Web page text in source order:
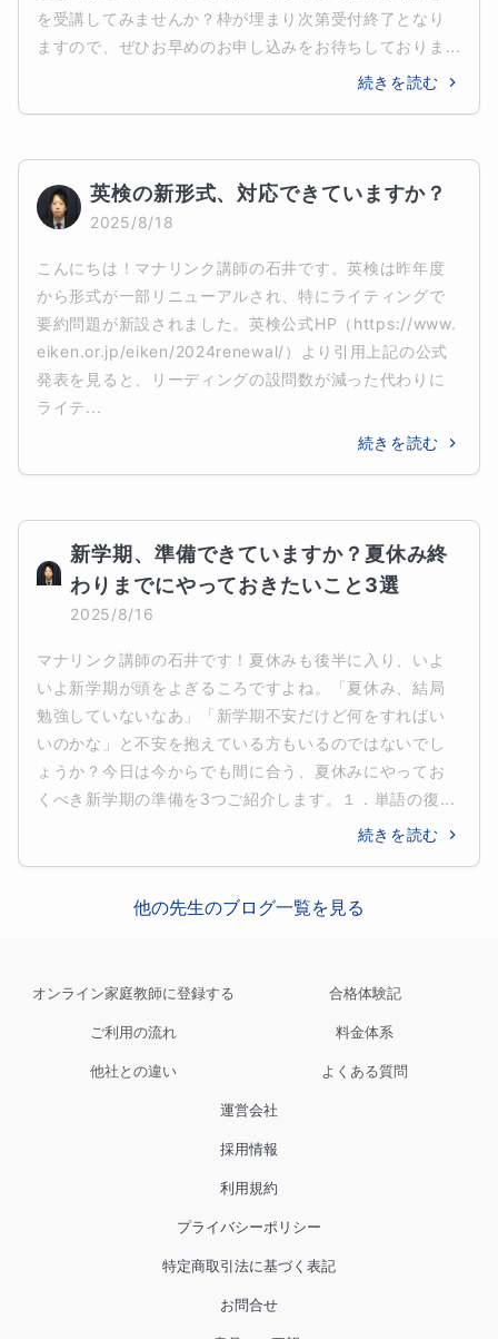
を受講してみませんか？枠が埋まり次第受付終了となり
ますので、ぜひお早めのお申し込みをお待ちしておりま...
続きを読む
英検の新形式、対応できていますか？
2025/8/18
こんにちは！マナリンク講師の石井です。英検は昨年度
から形式が一部リニューアルされ、特にライティングで
要約問題が新設されました。英検公式HP（https://www.
eiken.or.jp/eiken/2024renewal/）より引用上記の公式
発表を見ると、リーディングの設問数が減った代わりに
ライテ...
続きを読む
新学期、準備できていますか？夏休み終
わりまでにやっておきたいこと3選
2025/8/16
マナリンク講師の石井です！夏休みも後半に入り、いよ
いよ新学期が頭をよぎるころですよね。「夏休み、結局
勉強していないなあ」「新学期不安だけど何をすればい
いのかな」と不安を抱えている方もいるのではないでし
ょうか？今日は今からでも間に合う、夏休みにやってお
くべき新学期の準備を3つご紹介します。１．単語の復...
続きを読む
他の先生のブログ一覧を見る
オンライン家庭教師に登録する 合格体験記
ご利用の流れ 料金体系
他社との違い よくある質問
運営会社
採用情報
利用規約
プライバシーポリシー
特定商取引法に基づく表記
お問合せ